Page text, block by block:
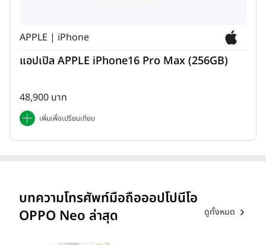
APPLE | iPhone
แอปเปิล APPLE iPhone16 Pro Max (256GB)
48,900 บาท
เพิ่มเพื่อเปรียบเทียบ
บทความโทรศัพท์มือถือออปโปนีโอ
OPPO Neo ล่าสุด
ดูทั้งหมด